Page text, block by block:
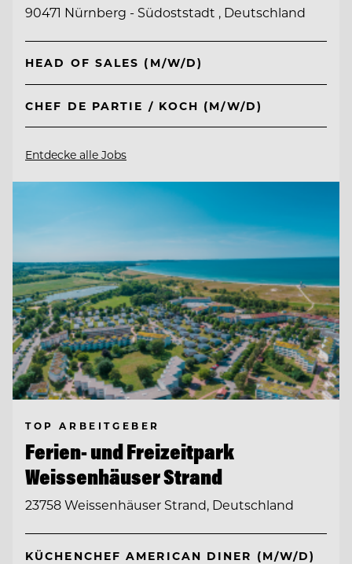
90471 Nürnberg - Südoststadt , Deutschland
HEAD OF SALES (M/W/D)
CHEF DE PARTIE / KOCH (M/W/D)
Entdecke alle Jobs
TOP ARBEITGEBER
Ferien- und Freizeitpark
Weissenhäuser Strand
23758 Weissenhäuser Strand, Deutschland
KÜCHENCHEF AMERICAN DINER (M/W/D)